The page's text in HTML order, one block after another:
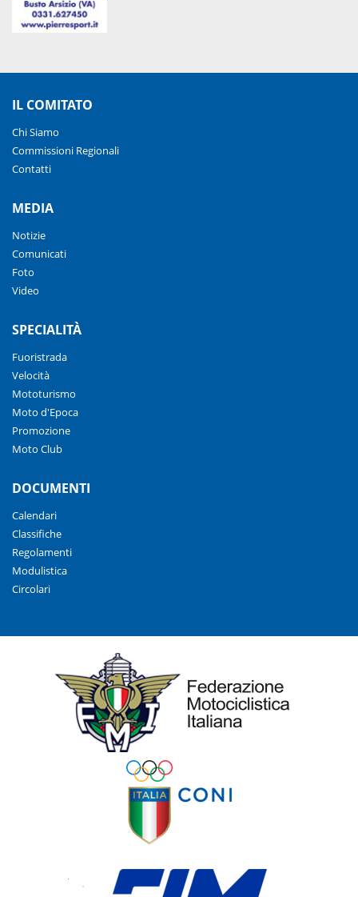
IL COMITATO
Chi Siamo
Commissioni Regionali
Contatti
MEDIA
Notizie
Comunicati
Foto
Video
SPECIALITÀ
Fuoristrada
Velocità
Mototurismo
Moto d'Epoca
Promozione
Moto Club
DOCUMENTI
Calendari
Classifiche
Regolamenti
Modulistica
Circolari